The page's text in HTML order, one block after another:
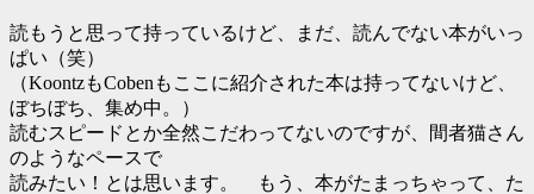
読もうと思って持っているけど、まだ、読んでない本がいっ
ぱい（笑）
（KoontzもCobenもここに紹介された本は持ってないけど、
ぼちぼち、集め中。）
読むスピードとか全然こだわってないのですが、間者猫さん
のようなペースで
読みたい！とは思います。 もう、本がたまっちゃって、た